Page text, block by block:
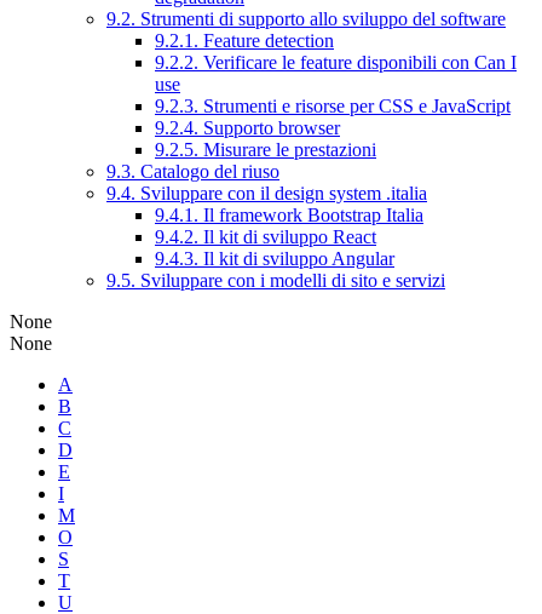
9.2. Strumenti di supporto allo sviluppo del software
9.2.1. Feature detection
9.2.2. Verificare le feature disponibili con Can I
use
9.2.3. Strumenti e risorse per CSS e JavaScript
9.2.4. Supporto browser
9.2.5. Misurare le prestazioni
9.3. Catalogo del riuso
9.4. Sviluppare con il design system .italia
9.4.1. Il framework Bootstrap Italia
9.4.2. Il kit di sviluppo React
9.4.3. Il kit di sviluppo Angular
9.5. Sviluppare con i modelli di sito e servizi
None
None
A
B
C
D
E
I
M
O
S
T
U